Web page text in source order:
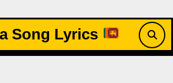
Song Lyrics